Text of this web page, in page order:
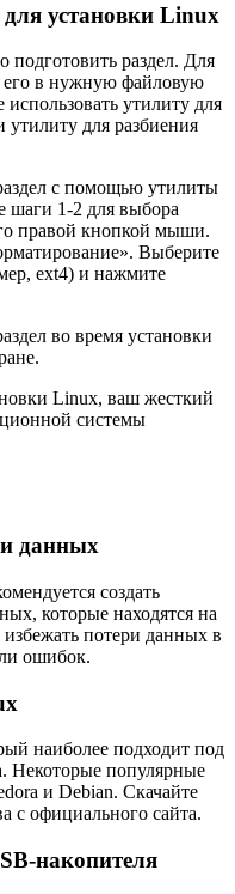
установки Linux
подготовить раздел. Для
его в нужную файловую
утилиту для
для разбиения
с помощью утилиты
шаги 1-2 для выбора
правой кнопкой мыши.
Выберите
ext4) и нажмите
во время установки
Linux, ваш жесткий
системы
данных
создать
которые находятся на
потери данных в
ошибок.
наиболее подходит под
Некоторые популярные
и Debian. Скачайте
с официального сайта.
накопителя